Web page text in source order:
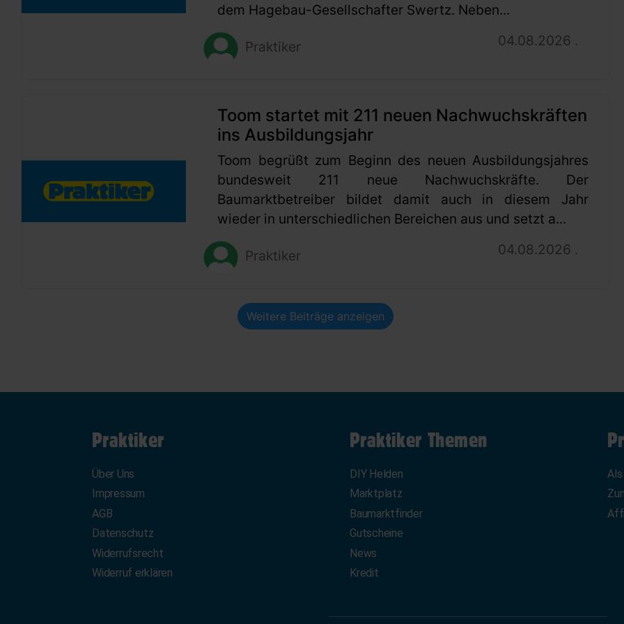
dem Hagebau-Gesellschafter Swertz. Neben...
Praktiker 04.08.2026 .
Toom startet mit 211 neuen Nachwuchskräften
ins Ausbildungsjahr
Toom begrüßt zum Beginn des neuen Ausbildungsjahres
bundesweit 211 neue Nachwuchskräfte. Der
Baumarktbetreiber bildet damit auch in diesem Jahr
wieder in unterschiedlichen Bereichen aus und setzt a...
Praktiker 04.08.2026 .
Weitere Beiträge anzeigen
Praktiker
Über Uns
Impressum
AGB
Datenschutz
Widerrufsrecht
Widerruf erklären
Praktiker Themen
DIY Helden
Marktplatz
Baumarktfinder
Gutscheine
News
Kredit